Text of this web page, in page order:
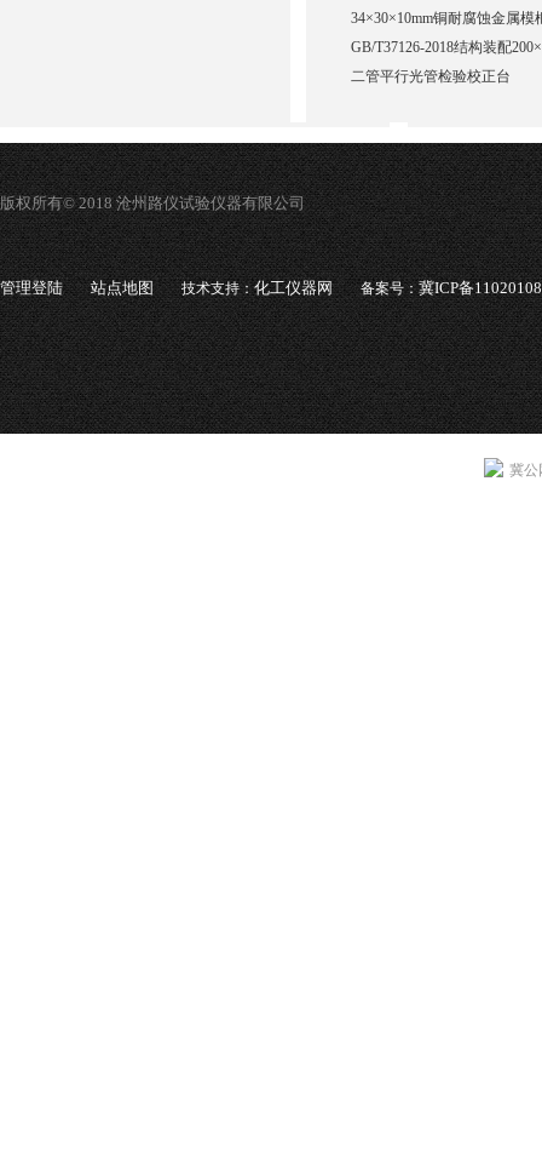
34×30×10mm铜耐腐蚀金属模
GB/T37126-2018结构装配
二管平行光管检验校正台
版权所有© 2018 沧州路仪试验仪器有限公司
管理登陆 站点地图 技术支持：化工仪器网 备案号：冀ICP备
冀公